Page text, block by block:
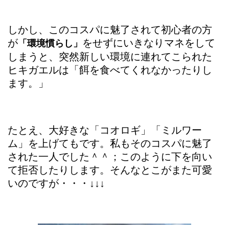
しかし、このコスパに魅了されて初心者の方
が 「環境慣らし」 をせずにいきなりマネをして
しまうと、突然新しい環境に連れてこられた
ヒキガエルは「餌を食べてくれなかったりし
ます。」
たとえ、大好きな「コオロギ」「ミルワー
ム」を上げてもです。私もそのコスパに魅了
された一人でした＾＾；このように下を向い
て拒否したりします。そんなとこがまた可愛
いのですが・・・↓↓↓